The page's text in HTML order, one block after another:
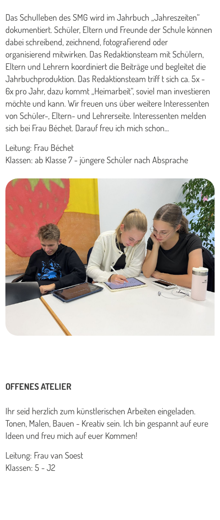
Das Schulleben des SMG wird im Jahrbuch „Jahreszeiten“
dokumentiert. Schüler, Eltern und Freunde der Schule können
dabei schreibend, zeichnend, fotografierend oder
organisierend mitwirken. Das Redaktionsteam mit Schülern,
Eltern und Lehrern koordiniert die Beiträge und begleitet die
Jahrbuchproduktion. Das Redaktionsteam triff t sich ca. 5x -
6x pro Jahr, dazu kommt „Heimarbeit“, soviel man investieren
möchte und kann. Wir freuen uns über weitere Interessenten
von Schüler-, Eltern- und Lehrerseite. Interessenten melden
sich bei Frau Béchet. Darauf freu ich mich schon...
Leitung: Frau Béchet
Klassen: ab Klasse 7 - jüngere Schüler nach Absprache
OFFENES ATELIER
Ihr seid herzlich zum künstlerischen Arbeiten eingeladen.
Tonen, Malen, Bauen - Kreativ sein. Ich bin gespannt auf eure
Ideen und freu mich auf euer Kommen!
Leitung: Frau van Soest
Klassen: 5 - J2